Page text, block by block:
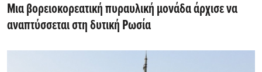
Μια βορειοκορεατική πυραυλική μονάδα άρχισε να
αναπτύσσεται στη δυτική Ρωσία